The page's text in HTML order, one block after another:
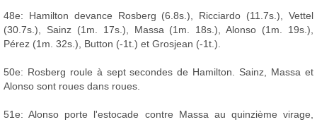
48e: Hamilton devance Rosberg (6.8s.), Ricciardo (11.7s.), Vettel
(30.7s.), Sainz (1m. 17s.), Massa (1m. 18s.), Alonso (1m. 19s.),
Pérez (1m. 32s.), Button (-1t.) et Grosjean (-1t.).
50e: Rosberg roule à sept secondes de Hamilton. Sainz, Massa et
Alonso sont roues dans roues.
51e: Alonso porte l'estocade contre Massa au quinzième virage,